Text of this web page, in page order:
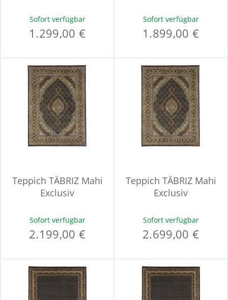
Sofort verfügbar
1.299,00 €
Sofort verfügbar
1.899,00 €
Teppich TÄBRIZ Mahi
Exclusiv
Sofort verfügbar
2.199,00 €
Teppich TÄBRIZ Mahi
Exclusiv
Sofort verfügbar
2.699,00 €